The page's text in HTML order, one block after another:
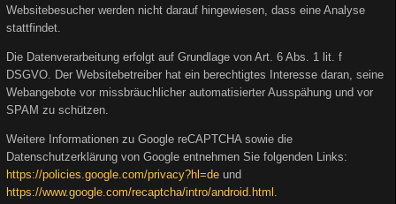
Websitebesucher werden nicht darauf hingewiesen, dass eine Analyse
stattfindet.
Die Datenverarbeitung erfolgt auf Grundlage von Art. 6 Abs. 1 lit. f
DSGVO. Der Websitebetreiber hat ein berechtigtes Interesse daran, seine
Webangebote vor missbräuchlicher automatisierter Ausspähung und vor
SPAM zu schützen.
Weitere Informationen zu Google reCAPTCHA sowie die
Datenschutzerklärung von Google entnehmen Sie folgenden Links:
https://policies.google.com/privacy?hl=de und
https://www.google.com/recaptcha/intro/android.html